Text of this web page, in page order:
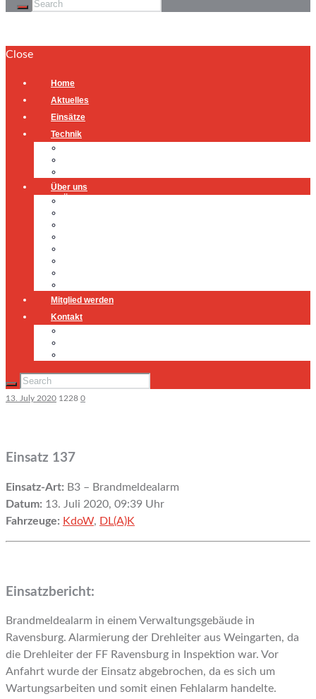
Close
Home
Aktuelles
Einsätze
Technik
Über uns
Mitglied werden
Kontakt
13. July 2020 1228 0
Einsatz 137
Einsatz-Art: B3 – Brandmeldealarm
Datum: 13. Juli 2020, 09:39 Uhr
Fahrzeuge: KdoW, DL(A)K
Einsatzbericht:
Brandmeldealarm in einem Verwaltungsgebäude in
Ravensburg. Alarmierung der Drehleiter aus Weingarten, da
die Drehleiter der FF Ravensburg in Inspektion war. Vor
Anfahrt wurde der Einsatz abgebrochen, da es sich um
Wartungsarbeiten und somit einen Fehlalarm handelte.